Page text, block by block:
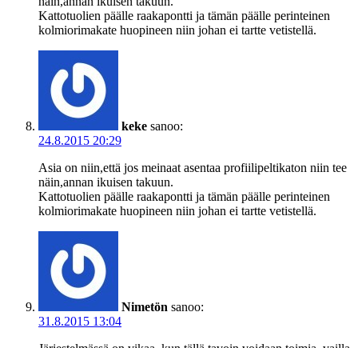
Kattotuolien päälle raakapontti ja tämän päälle perinteinen
kolmiorimakate huopineen niin johan ei tartte vetistellä.
keke sanoo:
24.8.2015 20:29
Asia on niin,että jos meinaat asentaa profiilipeltikaton niin tee
näin,annan ikuisen takuun.
Kattotuolien päälle raakapontti ja tämän päälle perinteinen
kolmiorimakate huopineen niin johan ei tartte vetistellä.
Nimetön sanoo:
31.8.2015 13:04